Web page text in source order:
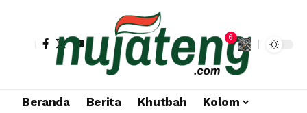
6
Beranda Berita Khutbah
Kolom